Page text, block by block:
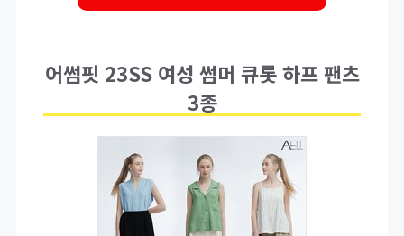
어썸핏 23SS 여성 썸머 큐롯 하프 팬츠
3종